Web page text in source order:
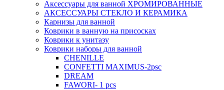
Аксессуары для ванной ХРОМИРОВАННЫЕ
АКСЕССУАРЫ СТЕКЛО И КЕРАМИКА
Карнизы для ванной
Коврики в ванную на присосках
Коврики к унитазу
Коврики наборы для ванной
CHENILLE
CONFETTI MAXIMUS-2psc
DREAM
FAWORI- 1 pcs